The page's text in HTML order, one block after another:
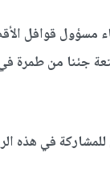
مسؤول قوافل
جئنا من طمرة
في هذه